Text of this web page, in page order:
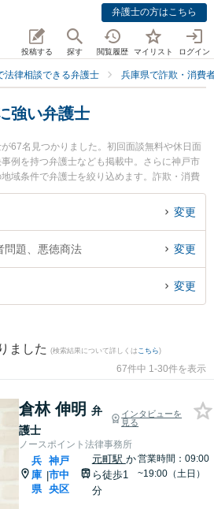
弁護士の方はこちら
投稿する 探す 閲覧履歴 マイリスト ログイン
法律相談できる弁護士 兵庫県で詐欺・消費
強い弁護士
67名見つかりました。初回面談無料や休日面
例を持つ弁護士なども掲載中。さらに神戸市
域条件で弁護士を絞り込めます。詐欺・消費
詐欺、FX詐欺等の細かな分野での絞り込み検
イント法律事務所の倉林 伸明弁護士や戎みな
のトラブルを今すぐに弁護士に相談したい』
豊富な近くの弁護士を検索したい』『初回相
る兵庫県内の弁護士に相談予約したい』など
変更
問題、悪徳商法 変更
変更
ました (検索結果について詳しくは こちら)
67件中 1-30件を表示
倉林 伸明 弁
護士
インタビューを
見る
ノースポイント法律事務所
兵
庫
県
|
神戸
市中
央区
元町駅 か
ら徒歩1
分
営業時間：09:00
~19:00（土日）